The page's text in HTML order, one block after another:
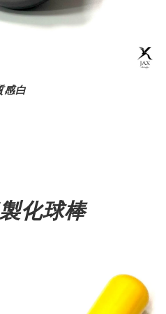
感白
化球棒